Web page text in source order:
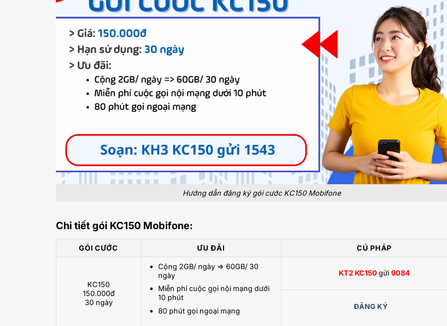
Hướng dẫn đăng ký gói cước KC150 Mobifone
Chi tiết gói KC150 Mobifone:
GÓI CƯỚC ƯU ĐÃI CÚ PHÁP
KC150
150.000đ
30 ngày
Cộng 2GB/ ngày => 60GB/ 30
ngày
Miễn phí cuộc gọi nội mạng dưới
10 phút
80 phút gọi ngoại mạng
KT2 KC150 gửi 9084
ĐĂNG KÝ